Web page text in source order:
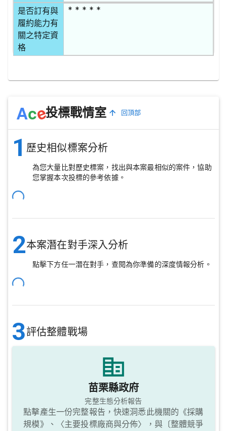
是否訂有與
履約能力有
關之特定資
格
* * * * *
Ace投標戰情室 回頂部
1 歷史相似標案分析
為您大量比對歷史標案，找出與本案最相似的案件，協助
您掌握本次投標的參考依據。
2本案潛在對手深入分析
點擊下方任一潛在對手，查閱為你準備的深度情報分析。
3評估整體戰場
苗栗縣政府
完整生態分析報告
點擊產生一份完整報告，快速洞悉此機關的《採購
規模》、〈主要投標廠商與分佈〉，與〔整體競爭